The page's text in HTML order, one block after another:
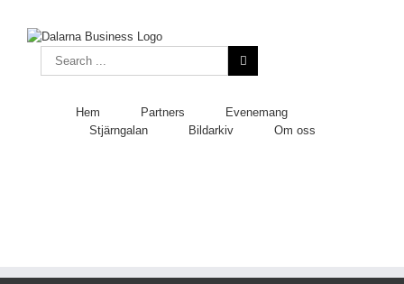
content
Search
for:
Hem Partners
Evenemang
Stjärngalan
Bildarkiv Om oss